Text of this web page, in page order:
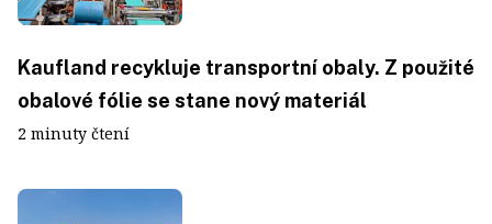
Kaufland recykluje transportní obaly. Z použité
obalové fólie se stane nový materiál
2 minuty čtení